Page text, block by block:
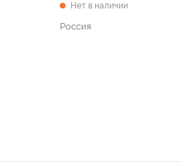
Нет в наличии
Россия